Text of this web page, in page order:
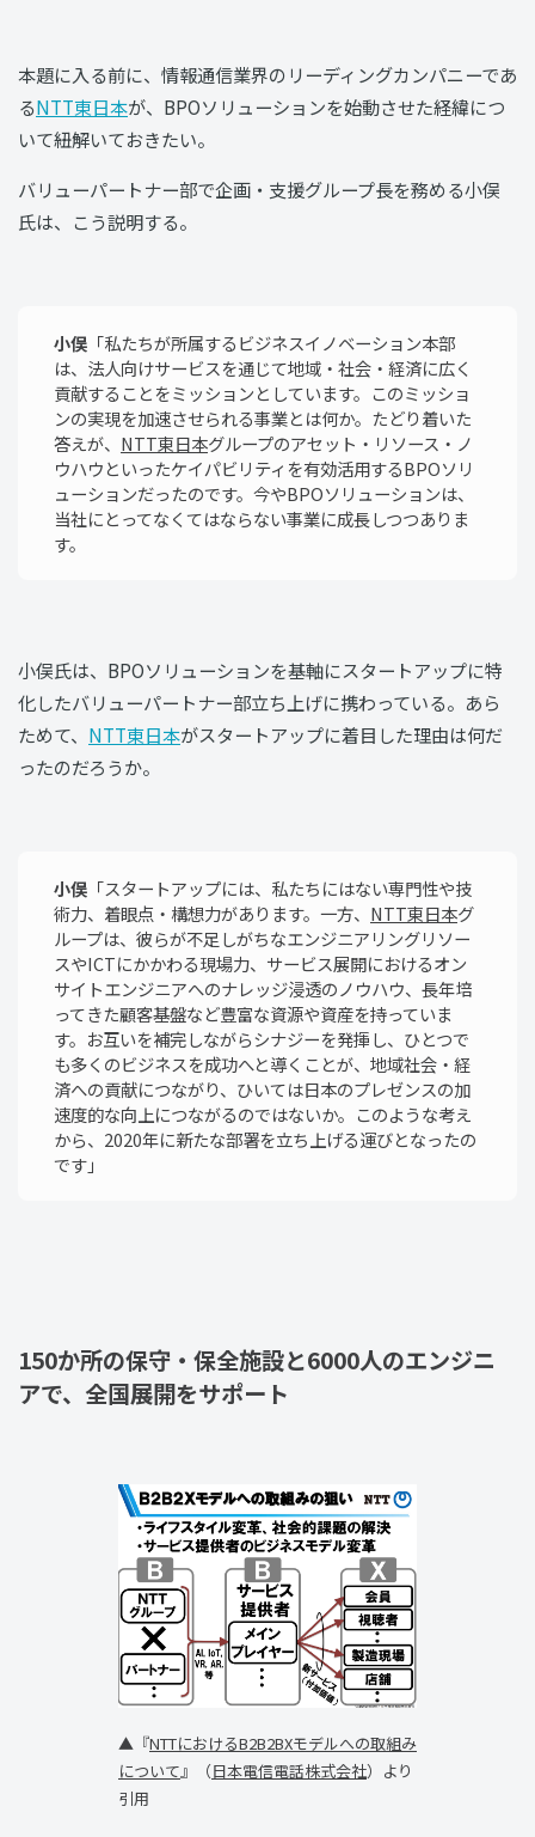
本題に入る前に、情報通信業界のリーディングカンパニーであ
るNTT東日本が、BPOソリューションを始動させた経緯につ
いて紐解いておきたい。
バリューパートナー部で企画・支援グループ長を務める小俣
氏は、こう説明する。
小俣 「私たちが所属するビジネスイノベーション本部
は、法人向けサービスを通じて地域・社会・経済に広く
貢献することをミッションとしています。このミッショ
ンの実現を加速させられる事業とは何か。たどり着いた
答えが、 NTT東日本グループのアセット・リソース・ノ
ウハウといったケイパビリティを有効活用するBPOソリ
ューションだったのです。今やBPOソリューションは、
当社にとってなくてはならない事業に成長しつつありま
す。
小俣氏は、BPOソリューションを基軸にスタートアップに特
化したバリューパートナー部立ち上げに携わっている。あら
ためて、 NTT東日本がスタートアップに着目した理由は何だ
ったのだろうか。
小俣 「スタートアップには、私たちにはない専門性や技
術力、着眼点・構想力があります。一方、 NTT東日本グ
ループは、彼らが不足しがちなエンジニアリングリソー
スやICTにかかわる現場力、サービス展開におけるオン
サイトエンジニアへのナレッジ浸透のノウハウ、長年培
ってきた顧客基盤など豊富な資源や資産を持っていま
す。お互いを補完しながらシナジーを発揮し、ひとつで
も多くのビジネスを成功へと導くことが、地域社会・経
済への貢献につながり、ひいては日本のプレゼンスの加
速度的な向上につながるのではないか。このような考え
から、2020年に新たな部署を立ち上げる運びとなったの
です」
150か所の保守・保全施設と6000人のエンジニ
アで、全国展開をサポート
▲『NTTにおけるB2B2BXモデルへの取組み
について』（日本電信電話株式会社）より
引用